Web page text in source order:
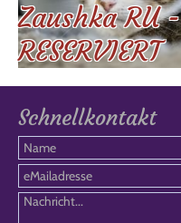
Zaushka RU -
RESERVIERT
Schnellkontakt